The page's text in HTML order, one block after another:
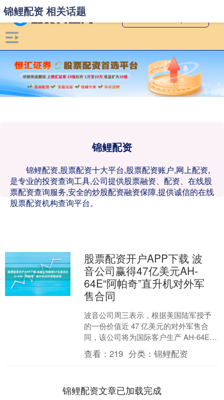
锦鲤配资
锦鲤配资,股票配资十大平台,股票配资账户,网上配资,
是专业的投资查询工具,公司提供股票融资、配资、在线股
票配资查询服务,安全的炒股配资融资保障,提供诚信的在线
股票配资机构查询平台。
锦鲤配资 相关话题
股票配资开户APP下载 波
音公司赢得47亿美元AH-
64E“阿帕奇”直升机对外军
售合同
波音公司周三表示，根据美国陆军授予
的一份价值近 47 亿美元的对外军售合
同，该公司将为国际客户生产 AH-64E
“阿帕奇” 攻击直升机，其中包括为波兰武
装部队....
查看：219 分类：锦鲤配资
锦鲤配资文章已加载完成